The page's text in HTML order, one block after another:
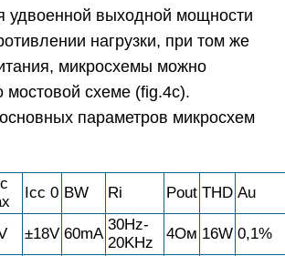
удвоенной выходной мощности
нагрузки, при том же
микросхемы можно
мостовой схеме (fig.4с).
параметров микросхем
Ісс 0 BW Ri Pout THD Au
±18V 60mА
30Hz-
20KHz
4Ом 16W 0,1%